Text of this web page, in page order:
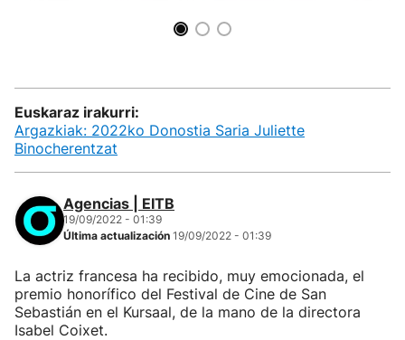
Euskaraz irakurri:
Argazkiak: 2022ko Donostia Saria Juliette
Binocherentzat
Agencias | EITB
19/09/2022 - 01:39
Última actualización 19/09/2022 - 01:39
La actriz francesa ha recibido, muy emocionada, el
premio honorífico del Festival de Cine de San
Sebastián en el Kursaal, de la mano de la directora
Isabel Coixet.